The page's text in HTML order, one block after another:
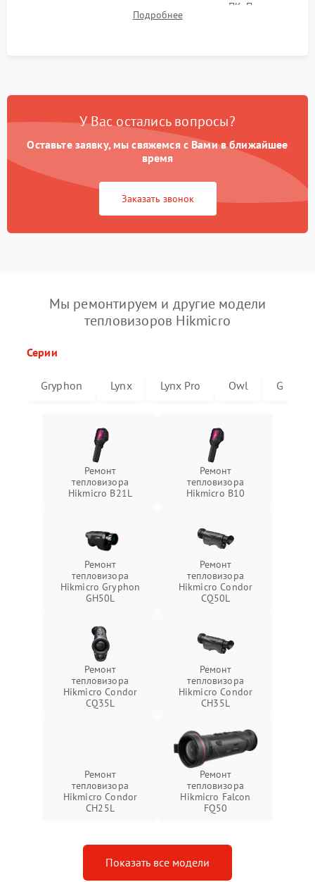
термограмм в память и передачи данных на ПК. Проверка
автономности работы и итоговый контроль качества.
Подробнее
У Вас остались вопросы?
Оставьте заявку, мы свяжемся с Вами в ближайшее
время
Заказать звонок
Мы ремонтируем и другие модели
тепловизоров Hikmicro
Серии
Gryphon Lynx Lynx Pro Owl G
Ремонт
тепловизора
Hikmicro B21L
Ремонт
тепловизора
Hikmicro B10
Ремонт
тепловизора
Hikmicro Gryphon
GH50L
Ремонт
тепловизора
Hikmicro Condor
CQ50L
Ремонт
тепловизора
Hikmicro Condor
CQ35L
Ремонт
тепловизора
Hikmicro Condor
CH35L
Ремонт
тепловизора
Hikmicro Condor
CH25L
Ремонт
тепловизора
Hikmicro Falcon
FQ50
Показать все модели